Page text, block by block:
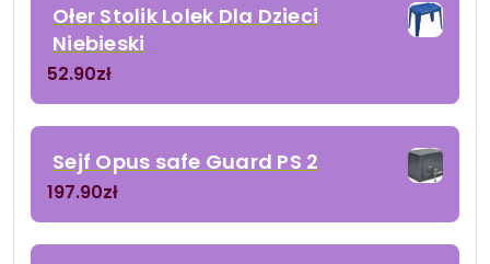
Ołer Stolik Lolek Dla Dzieci
Niebieski
52.90zł
Sejf Opus safe Guard PS 2
197.90zł